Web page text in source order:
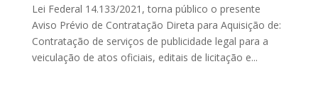
Lei Federal 14.133/2021, torna público o presente
Aviso Prévio de Contratação Direta para Aquisição de:
Contratação de serviços de publicidade legal para a
veiculação de atos oficiais, editais de licitação e...